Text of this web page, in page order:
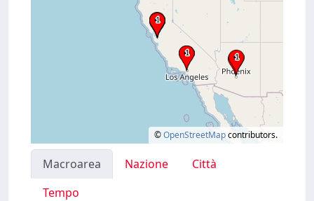
©OpenStreetMapcontributors.
Macroarea Nazione
Città
Tempo